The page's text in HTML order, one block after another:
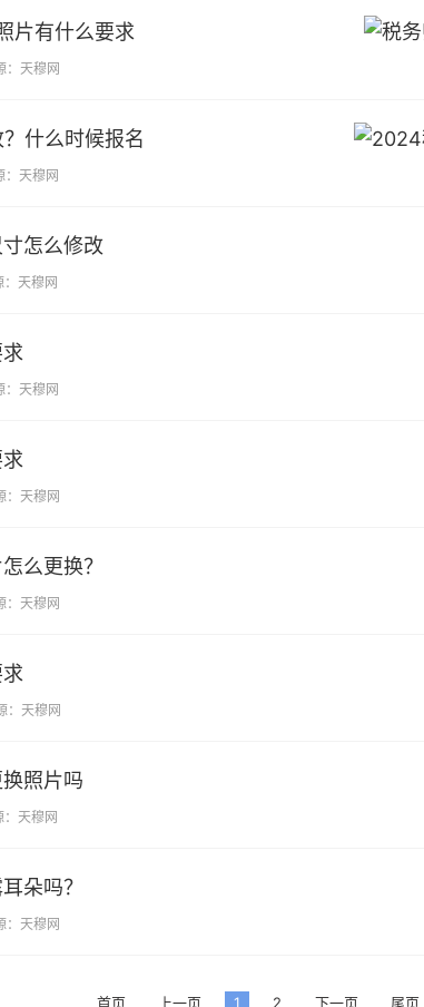
片有什么要求
：天穆网
什么时候报名
：天穆网
怎么修改
：天穆网
：天穆网
：天穆网
么更换？
：天穆网
：天穆网
照片吗
：天穆网
朵吗？
：天穆网
首页 上一页 1 2 下一页 尾页